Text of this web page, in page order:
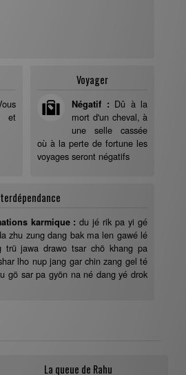
et
Voyager
Négatif : Dû à la
mort d'un cheval, à
une selle cassée
où à la perte de fortune les
voyages seront négatifs
karmique :du jé rik pa yi gé
zhu zung dang bak ma len gawé lé
trü jawa drawo tsar chö khang pa
lho nup jang gar chin zang gel té
gö sar pa gyön na né dang yé drok
La queue de Rahu